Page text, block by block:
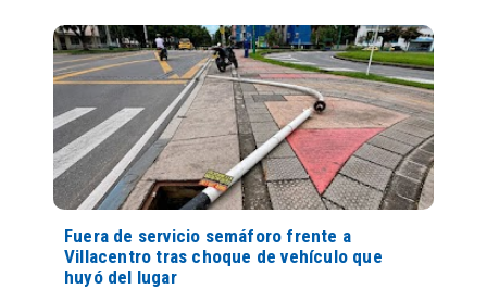
Fuera de servicio semáforo frente a
Villacentro tras choque de vehículo que
huyó del lugar